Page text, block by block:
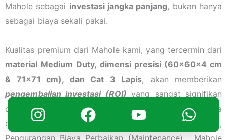
Mahole sebagai investasi jangka panjang, bukan hanya
sebagai biaya sekali pakai.
Kualitas premium dari Mahole kami, yang tercermin dari
material Medium Duty, dimensi presisi (60x60x4 cm
& 71×71 cm), dan Cat 3 Lapis, akan memberikan
pengembalian investasi (ROI) yang sangat signifikan
dalam jangka waktu 5, 10, bahkan 20 tahun. Bagaimana
cara Mahole kami menghemat uang Anda? Pertama,
Pengurangan Biaya Perbaikan (Maintenance). Mahole